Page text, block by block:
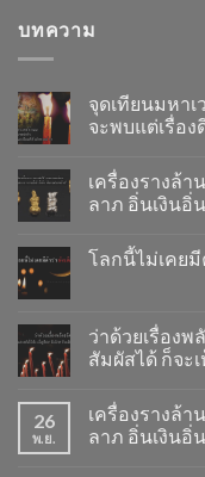
บทความ
จุดเทียนมหา
จะพบแต่เรื่อง
เครื่องรางล้
ลาภ อิ่นเงินอิ่
โลกนี้ไม่เคย
ว่าด้วยเรื่องพ
สัมผัสได้ ก็จะ
26
พ.ย.
เครื่องรางล้
ลาภ อิ่นเงินอิ่